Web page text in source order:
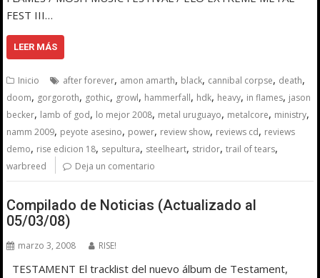
FEST III…
LEER MÁS
Inicio after forever, amon amarth, black, cannibal corpse, death,
doom, gorgoroth, gothic, growl, hammerfall, hdk, heavy, in flames, jason
becker, lamb of god, lo mejor 2008, metal uruguayo, metalcore, ministry,
namm 2009, peyote asesino, power, review show, reviews cd, reviews
demo, rise edicion 18, sepultura, steelheart, stridor,trail of tears,
warbreed Deja un comentario
Compilado de Noticias (Actualizado al
05/03/08)
marzo 3, 2008 RISE!
TESTAMENT El tracklist del nuevo álbum de Testament,